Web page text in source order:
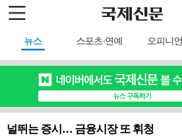
뉴스 스포츠·연예 오피니언
널뛰는 증시… 금융시장 또 휘청